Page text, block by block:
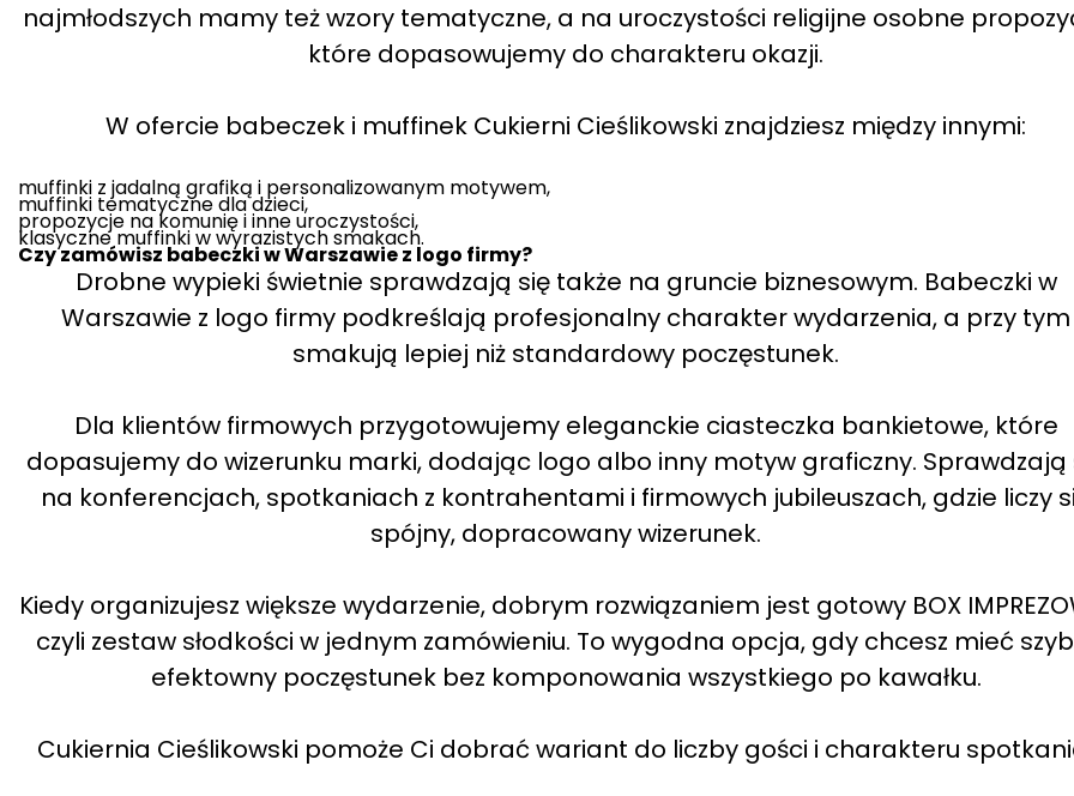
najmłodszych mamy też wzory tematyczne, a na uroczystości religijne osobne
które dopasowujemy do charakteru okazji.
W ofercie babeczek i muffinek Cukierni Cieślikowski znajdziesz między innymi:
muffinki z jadalną grafiką i personalizowanym motywem,
muffinki tematyczne dla dzieci,
propozycje na komunię i inne uroczystości,
klasyczne muffinki w wyrazistych smakach.
Czy zamówisz babeczki w Warszawie z logo firmy?
Drobne wypieki świetnie sprawdzają się także na gruncie biznesowym. Babeczki w
Warszawie z logo firmy podkreślają profesjonalny charakter wydarzenia, a przy tym
smakują lepiej niż standardowy poczęstunek.
Dla klientów firmowych przygotowujemy eleganckie ciasteczka bankietowe, które
dopasujemy do wizerunku marki, dodając logo albo inny motyw graficzny. Sprawdzają
na konferencjach, spotkaniach z kontrahentami i firmowych jubileuszach, gdzie liczy
spójny, dopracowany wizerunek.
Kiedy organizujesz większe wydarzenie, dobrym rozwiązaniem jest gotowy BOX
czyli zestaw słodkości w jednym zamówieniu. To wygodna opcja, gdy chcesz mieć
efektowny poczęstunek bez komponowania wszystkiego po kawałku.
Cukiernia Cieślikowski pomoże Ci dobrać wariant do liczby gości i charakteru